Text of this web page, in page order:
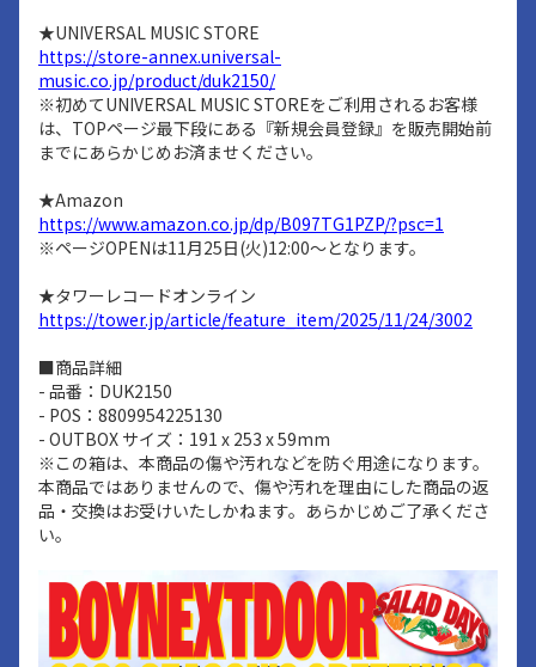
★UNIVERSAL MUSIC STORE
https://store-annex.universal-
music.co.jp/product/duk2150/
※初めてUNIVERSAL MUSIC STOREをご利用されるお客様
は、TOPページ最下段にある『新規会員登録』を販売開始前
までにあらかじめお済ませください。
★Amazon
https://www.amazon.co.jp/dp/B097TG1PZP/?psc=1
※ページOPENは11月25日(火)12:00〜となります。
★タワーレコードオンライン
https://tower.jp/article/feature_item/2025/11/24/3002
■商品詳細
- 品番：DUK2150
- POS：8809954225130
- OUTBOX サイズ：191 x 253 x 59mm
※この箱は、本商品の傷や汚れなどを防ぐ用途になります。
本商品ではありませんので、傷や汚れを理由にした商品の返
品・交換はお受けいたしかねます。あらかじめご了承くださ
い。